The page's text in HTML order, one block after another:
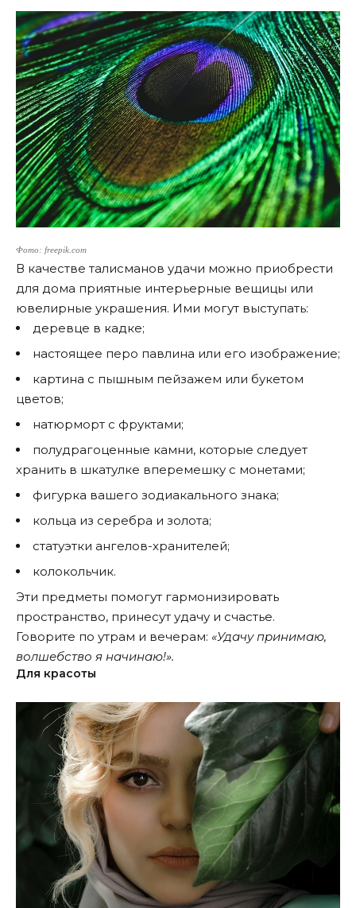
Фото: freepik.com
В качестве талисманов удачи можно приобрести
для дома приятные интерьерные вещицы или
ювелирные украшения. Ими могут выступать:
деревце в кадке;
настоящее перо павлина или его изображение;
картина с пышным пейзажем или букетом
цветов;
натюрморт с фруктами;
полудрагоценные камни, которые следует
хранить в шкатулке вперемешку с монетами;
фигурка вашего зодиакального знака;
кольца из серебра и золота;
статуэтки ангелов-хранителей;
колокольчик.
Эти предметы помогут гармонизировать
пространство, принесут удачу и счастье.
Говорите по утрам и вечерам: «Удачу принимаю,
волшебство я начинаю!».
Для красоты